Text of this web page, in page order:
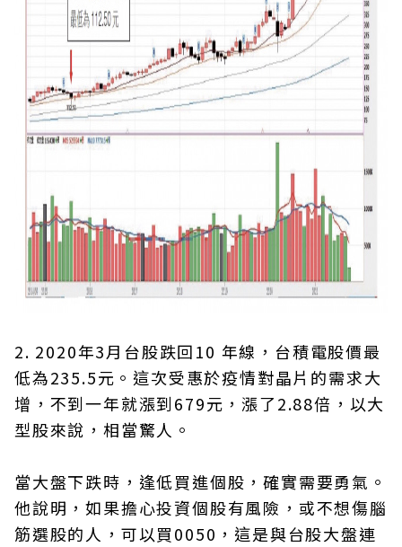
2. 2020年3月台股跌回10 年線，台積電股價最
低為235.5元。這次受惠於疫情對晶片的需求大
增，不到一年就漲到679元，漲了2.88倍，以大
型股來說，相當驚人。
當大盤下跌時，逢低買進個股，確實需要勇氣。
他說明，如果擔心投資個股有風險，或不想傷腦
筋選股的人，可以買0050，這是與台股大盤連